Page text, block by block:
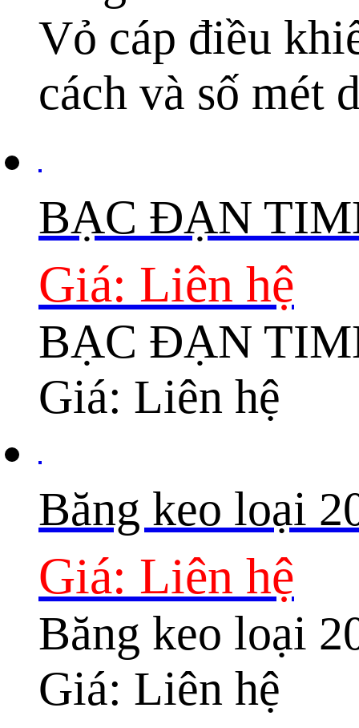
Vỏ cáp điều
cách và số mét
BẠC ĐẠN
Giá: Liên hệ
BẠC ĐẠN
Giá: Liên hệ
Băng keo loại
Giá: Liên hệ
Băng keo loại
Giá: Liên hệ